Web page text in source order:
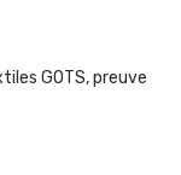
GOTS, preuve